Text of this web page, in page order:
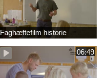
Faghæftefilm historie
06:49